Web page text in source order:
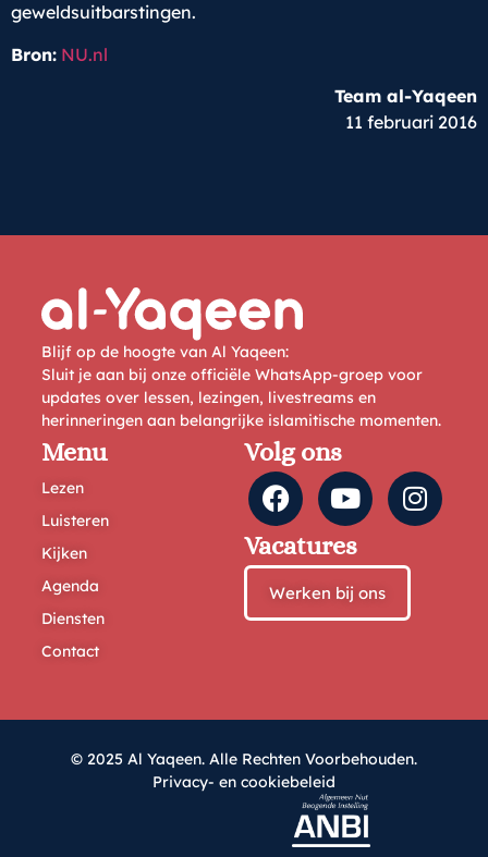
geweldsuitbarstingen.
Bron: NU.nl
Team al-Yaqeen
11 februari 2016
Blijf op de hoogte van Al Yaqeen:
Sluit je aan bij onze officiële WhatsApp-groep voor
updates over lessen, lezingen, livestreams en
herinneringen aan belangrijke islamitische momenten.
Menu
Lezen
Luisteren
Kijken
Agenda
Diensten
Contact
Volg ons
Vacatures
Werken bij ons
© 2025 Al Yaqeen. Alle Rechten Voorbehouden.
Privacy- en cookiebeleid